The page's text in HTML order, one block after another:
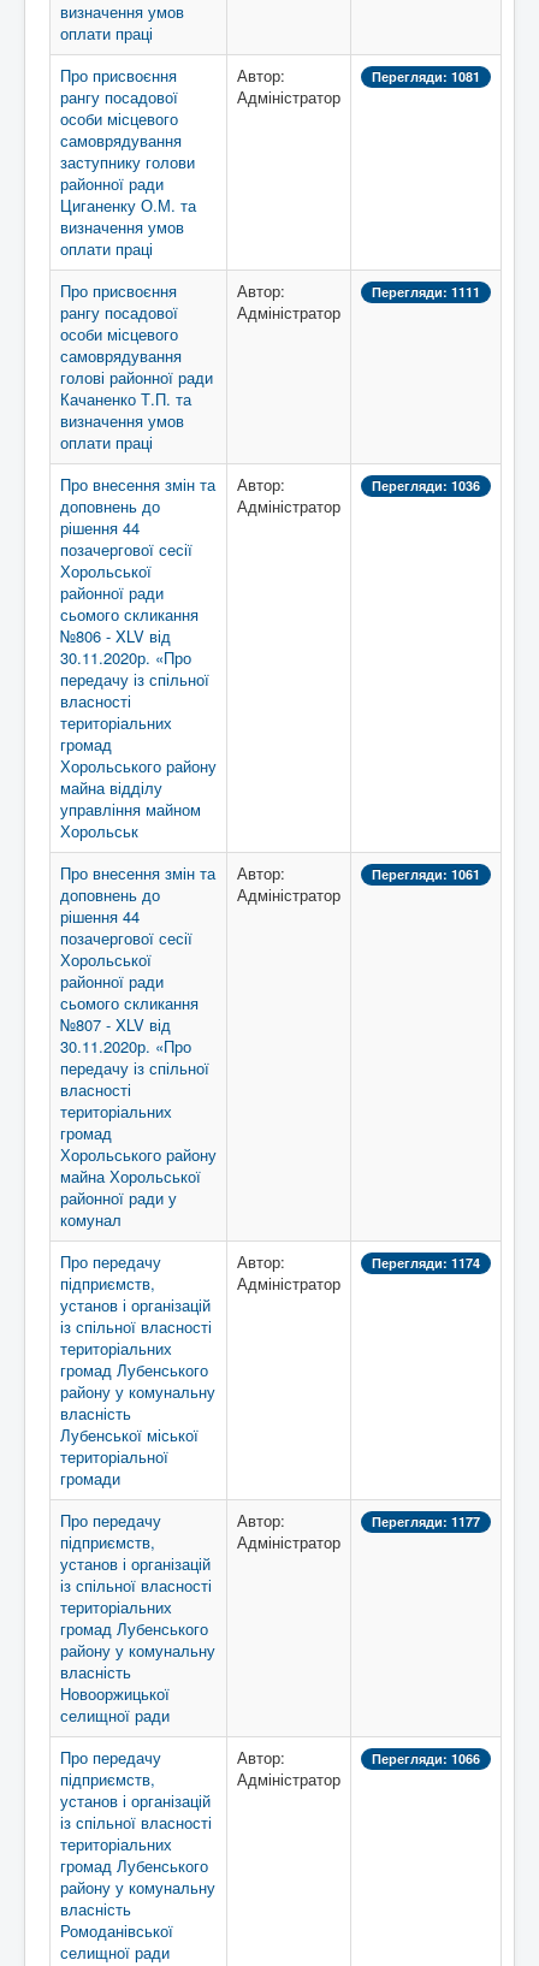
визначення умов
оплати праці
Про присвоєння
рангу посадової
особи місцевого
самоврядування
заступнику голови
районної ради
Циганенку О.М. та
визначення умов
оплати праці
Автор:
Адміністратор
Перегляди: 1081
Про присвоєння
рангу посадової
особи місцевого
самоврядування
голові районної ради
Качаненко Т.П. та
визначення умов
оплати праці
Автор:
Адміністратор
Перегляди: 1111
Про внесення змін та
доповнень до
рішення 44
позачергової сесії
Хорольської
районної ради
сьомого скликання
№806 - XLV від
30.11.2020р. «Про
передачу із спільної
власності
територіальних
громад
Хорольського району
майна відділу
управління майном
Хорольськ
Автор:
Адміністратор
Перегляди: 1036
Про внесення змін та
доповнень до
рішення 44
позачергової сесії
Хорольської
районної ради
сьомого скликання
№807 - XLV від
30.11.2020р. «Про
передачу із спільної
власності
територіальних
громад
Хорольського району
майна Хорольської
районної ради у
комунал
Автор:
Адміністратор
Перегляди: 1061
Про передачу
підприємств,
установ і організацій
із спільної власності
територіальних
громад Лубенського
району у комунальну
власність
Лубенської міської
територіальної
громади
Автор:
Адміністратор
Перегляди: 1174
Про передачу
підприємств,
установ і організацій
із спільної власності
територіальних
громад Лубенського
району у комунальну
власність
Новооржицької
селищної ради
Автор:
Адміністратор
Перегляди: 1177
Про передачу
підприємств,
установ і організацій
із спільної власності
територіальних
громад Лубенського
району у комунальну
власність
Ромоданівської
селищної ради
Автор:
Адміністратор
Перегляди: 1066